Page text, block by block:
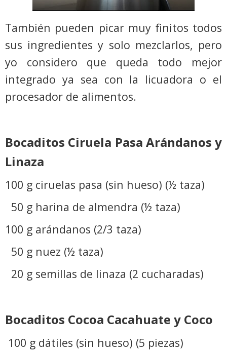
También pueden picar muy finitos todos
sus ingredientes y solo mezclarlos, pero
yo considero que queda todo mejor
integrado ya sea con la licuadora o el
procesador de alimentos.
Bocaditos Ciruela Pasa Arándanos y
Linaza
100 g ciruelas pasa (sin hueso) (½ taza)
50 g harina de almendra (½ taza)
100 g arándanos (2/3 taza)
50 g nuez (½ taza)
20 g semillas de linaza (2 cucharadas)
Bocaditos Cocoa Cacahuate y Coco
100 g dátiles (sin hueso) (5 piezas)